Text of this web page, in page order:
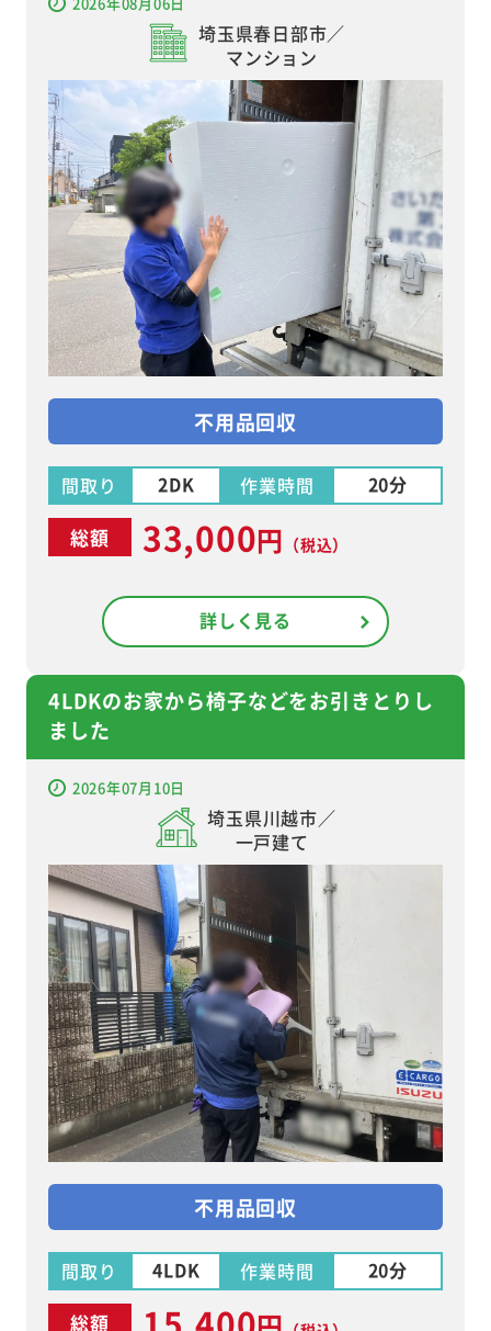
埼玉県春日部市／
マンション
不用品回収
間取り 2DK 作業時間 20分
総額 33,000円 （税込）
詳しく見る
4LDKのお家から椅子などをお引きとりし
ました
2026年07月10日
埼玉県川越市／
一戸建て
不用品回収
間取り 4LDK 作業時間 20分
総額